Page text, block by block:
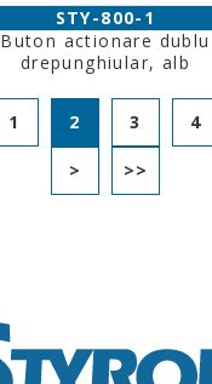
STY-800-1
Buton actionare dublu
drepunghiular, alb
1 2 3 4
> >>